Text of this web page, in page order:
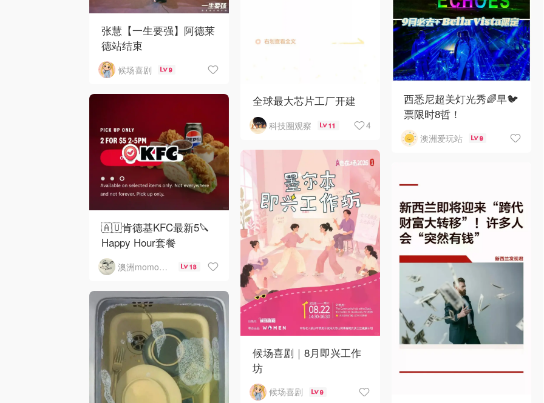
全球最大芯片工厂开建
科技圈观察 11 4
西悉尼超美灯光秀🌈早🐦
票限时8哲！
澳洲爱玩站 9
张慧【一生要强】阿德莱
德站结束
候场喜剧 9
🇦🇺肯德基KFC最新5🔪
Happy Hour套餐
澳洲momo爱吃 13
候场喜剧｜8月即兴工作
坊
候场喜剧 9